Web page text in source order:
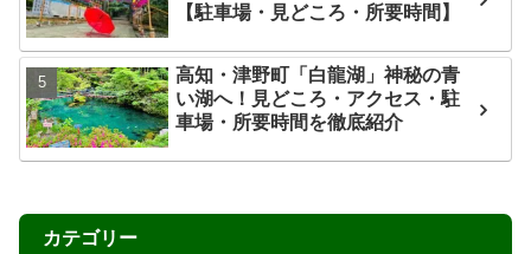
【駐車場・見どころ・所要時間】
高知・津野町「白龍湖」神秘の青
い湖へ！見どころ・アクセス・駐
車場・所要時間を徹底紹介
カテゴリー